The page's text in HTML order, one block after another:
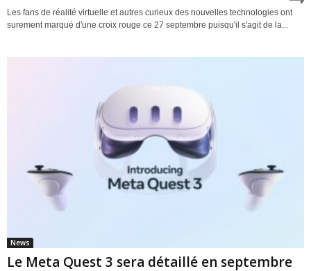
Les fans de réalité virtuelle et autres curieux des nouvelles technologies ont
surement marqué d'une croix rouge ce 27 septembre puisqu'il s'agit de la...
News
Le Meta Quest 3 sera détaillé en septembre